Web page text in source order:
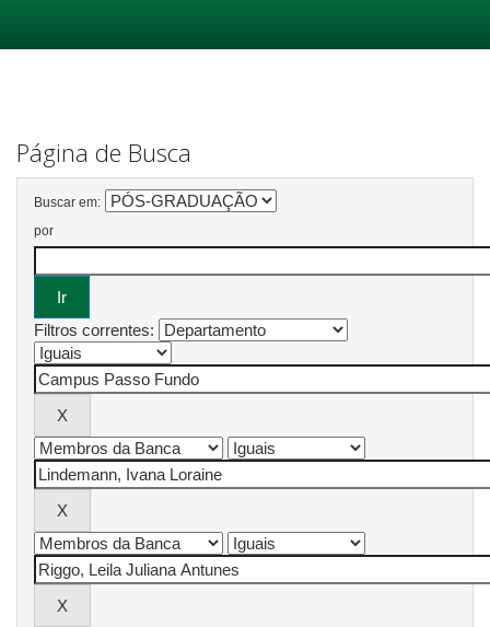
Página de Busca
Buscar em:
por
Filtros correntes: